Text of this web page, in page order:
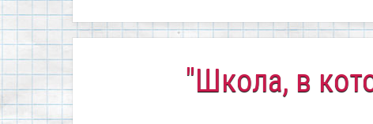
"Школа, в которой